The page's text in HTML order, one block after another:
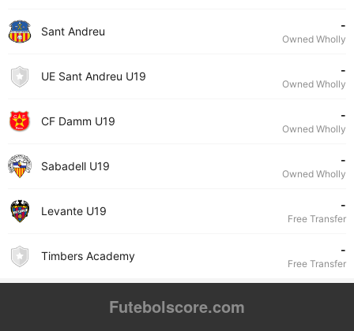
Sant Andreu -
Owned Wholly
UE Sant Andreu U19 -
Owned Wholly
CF Damm U19 -
Owned Wholly
Sabadell U19 -
Owned Wholly
Levante U19 -
Free Transfer
Timbers Academy -
Free Transfer
Futebolscore.com